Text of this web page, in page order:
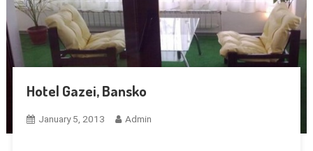
Hotel Gazei, Bansko
January 5, 2013 Admin